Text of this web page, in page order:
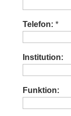
Telefon: *
Institution:
Funktion: